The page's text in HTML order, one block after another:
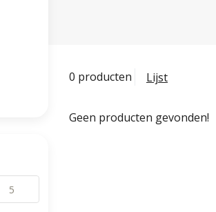
0 producten Lijst
Geen producten gevonden!